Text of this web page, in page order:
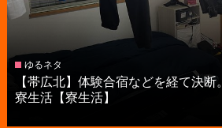
ゆるネタ
【帯広北】体験合宿などを経て決
寮生活【寮生活】